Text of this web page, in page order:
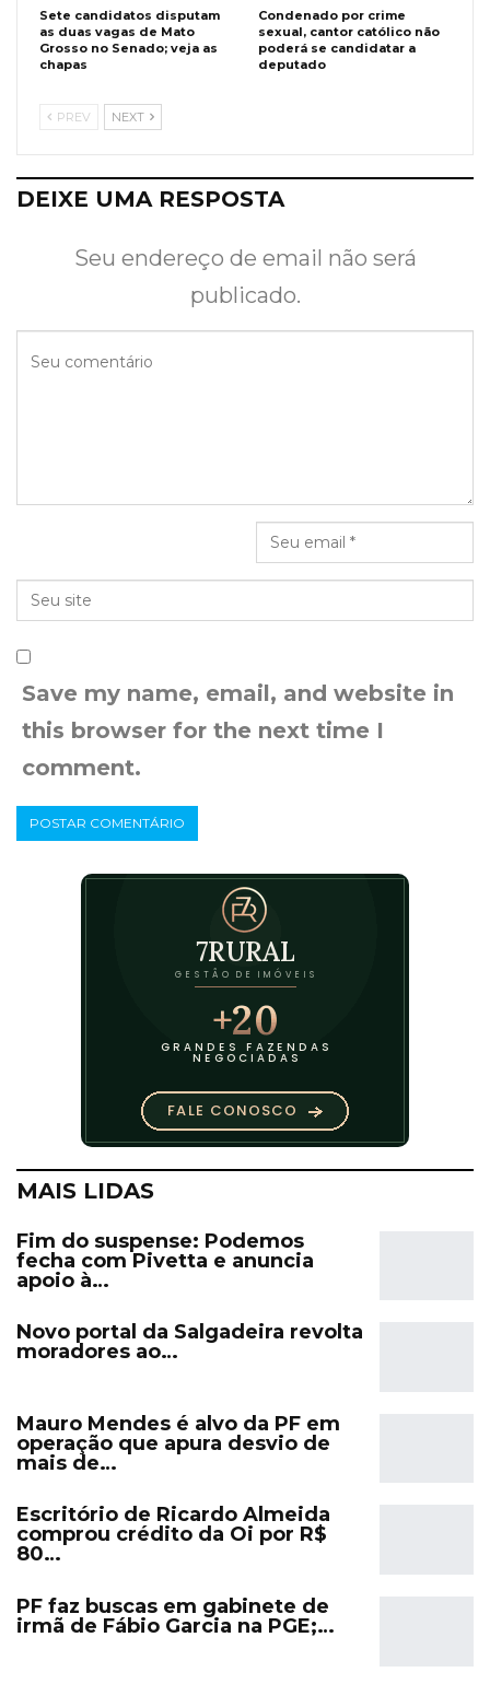
Sete candidatos disputam
as duas vagas de Mato
Grosso no Senado; veja as
chapas
Condenado por crime
sexual, cantor católico não
poderá se candidatar a
deputado
PREV NEXT
DEIXE UMA RESPOSTA
Seu endereço de email não será
publicado.
Save my name, email, and website in
this browser for the next time I
comment.
MAIS LIDAS
Fim do suspense: Podemos
fecha com Pivetta e anuncia
apoio à…
Novo portal da Salgadeira revolta
moradores ao…
Mauro Mendes é alvo da PF em
operação que apura desvio de
mais de…
Escritório de Ricardo Almeida
comprou crédito da Oi por R$
80…
PF faz buscas em gabinete de
irmã de Fábio Garcia na PGE;…